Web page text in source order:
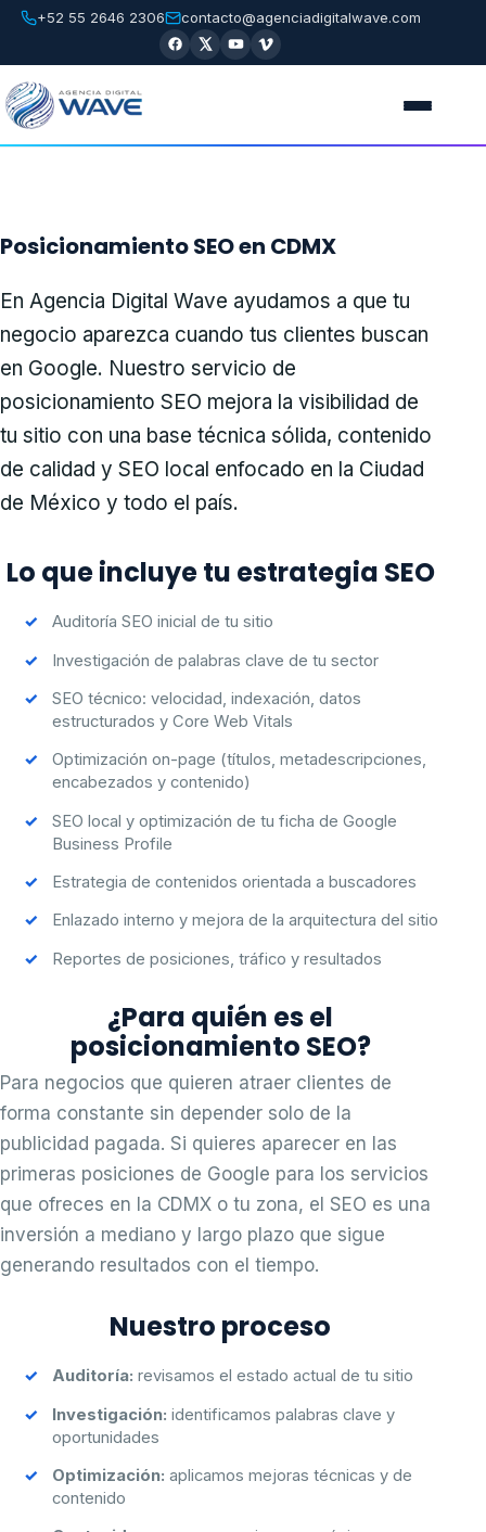
+52 55 2646 2306 contacto@agenciadigitalwave.com
Posicionamiento SEO en CDMX
En Agencia Digital Wave ayudamos a que tu
negocio aparezca cuando tus clientes buscan
en Google. Nuestro servicio de
posicionamiento SEO mejora la visibilidad de
tu sitio con una base técnica sólida, contenido
de calidad y SEO local enfocado en la Ciudad
de México y todo el país.
Lo que incluye tu estrategia SEO
Auditoría SEO inicial de tu sitio
Investigación de palabras clave de tu sector
SEO técnico: velocidad, indexación, datos
estructurados y Core Web Vitals
Optimización on-page (títulos, metadescripciones,
encabezados y contenido)
SEO local y optimización de tu ficha de Google
Business Profile
Estrategia de contenidos orientada a buscadores
Enlazado interno y mejora de la arquitectura del sitio
Reportes de posiciones, tráfico y resultados
¿Para quién es el
posicionamiento SEO?
Para negocios que quieren atraer clientes de
forma constante sin depender solo de la
publicidad pagada. Si quieres aparecer en las
primeras posiciones de Google para los servicios
que ofreces en la CDMX o tu zona, el SEO es una
inversión a mediano y largo plazo que sigue
generando resultados con el tiempo.
Nuestro proceso
Auditoría: revisamos el estado actual de tu sitio
Investigación: identificamos palabras clave y
oportunidades
Optimización: aplicamos mejoras técnicas y de
contenido